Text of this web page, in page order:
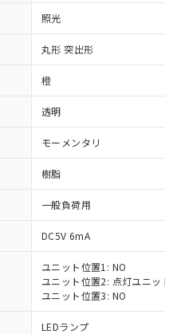
照光
丸形 突出形
橙
透明
モーメンタリ
樹脂
一般負荷用
DC5V 6mA
ユニット位置1: NO
ユニット位置2: 点灯ユニット
ユニット位置3: NO
LEDランプ